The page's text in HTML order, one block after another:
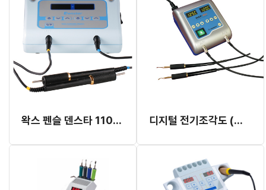
왁스 펜슬 덴스타 110N (디지털) 디지털 전기조각도 (WEP-201)